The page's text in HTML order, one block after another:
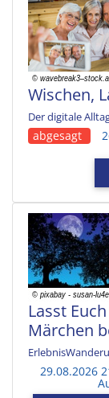
Wischen,
Der digitale
abgesagt
Lasst
Märchen
29.08.2026